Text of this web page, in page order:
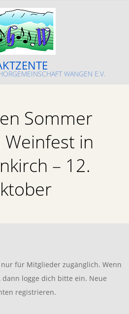
WANGEN E.V.
Sommer
Weinfest in
– 12.
für Mitglieder zugänglich. Wenn
logge dich bitte ein. Neue
registrieren.